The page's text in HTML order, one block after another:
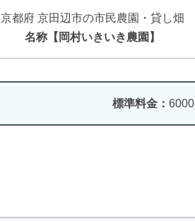
京都府 京田辺市の市民農園・貸し畑
名称【岡村いきいき農園】
標準料金： 6000